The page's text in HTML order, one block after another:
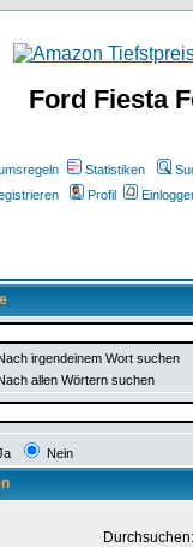
Ford Fiesta
Statistiken
Profil
irgendeinem Wort suchen
allen Wörtern suchen
Nein
Durchsuchen: